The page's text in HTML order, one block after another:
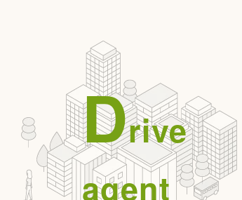
Drive
agent